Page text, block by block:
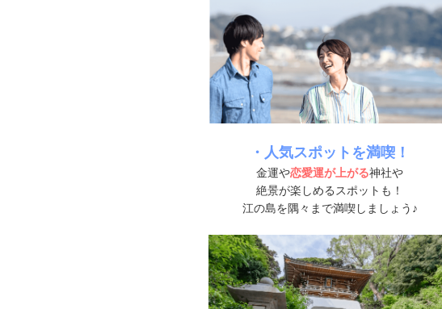
・人気スポットを満喫！
金運や恋愛運が上がる神社や
絶景が楽しめるスポットも！
江の島を隅々まで満喫しましょう♪